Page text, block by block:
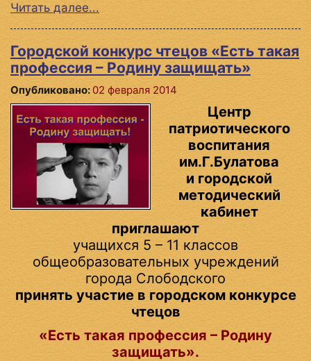
Читать далее...
Городской конкурс чтецов «Есть такая
профессия – Родину защищать»
Опубликовано: 02 февраля 2014
Центр
патриотического
воспитания
им.Г.Булатова
и городской
методический
кабинет
приглашают
учащихся 5 – 11 классов
общеобразовательных учреждений
города Слободского
принять участие в городском конкурсе
чтецов
«Есть такая профессия – Родину
защищать».